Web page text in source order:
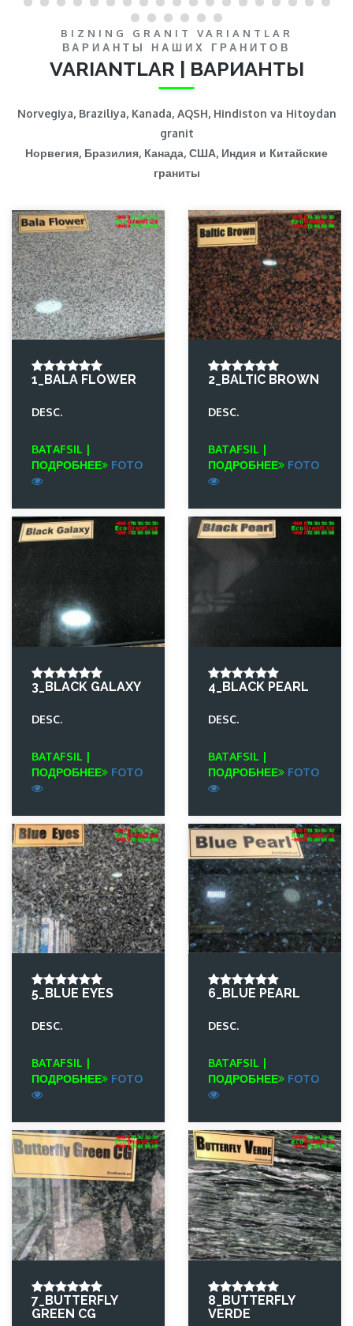
BIZNING GRANIT VARIANTLAR
ВАРИАНТЫ НАШИХ ГРАНИТОВ
VARIANTLAR | ВАРИАНТЫ
Norvegiya, Braziliya, Kanada, AQSH, Hindiston va Hitoydan
granit
Норвегия, Бразилия, Канада, США, Индия и Китайские
граниты
1_BALA FLOWER
DESC.
BATAFSIL |
ПОДРОБНЕЕ
FOTO
2_BALTIC BROWN
DESC.
BATAFSIL |
ПОДРОБНЕЕ
FOTO
3_BLACK GALAXY
DESC.
BATAFSIL |
ПОДРОБНЕЕ
FOTO
4_BLACK PEARL
DESC.
BATAFSIL |
ПОДРОБНЕЕ
FOTO
5_BLUE EYES
DESC.
BATAFSIL |
ПОДРОБНЕЕ
FOTO
6_BLUE PEARL
DESC.
BATAFSIL |
ПОДРОБНЕЕ
FOTO
7_BUTTERFLY
GREEN CG
8_BUTTERFLY
VERDE